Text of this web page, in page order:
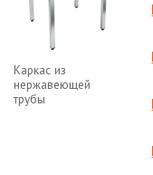
Каркас из
нержавеющей
трубы